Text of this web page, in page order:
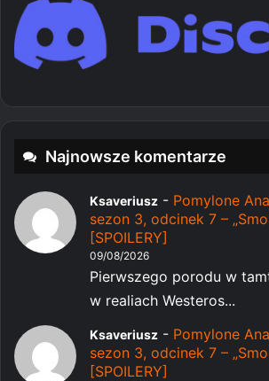
Najnowsze komentarze
Ksaveriusz - Pomylone
sezon 3, odcinek 7 –
[SPOILERY]
09/08/2026
Pierwszego porodu w
w realiach Westeros...
Ksaveriusz - Pomylone
sezon 3, odcinek 7 –
[SPOILERY]